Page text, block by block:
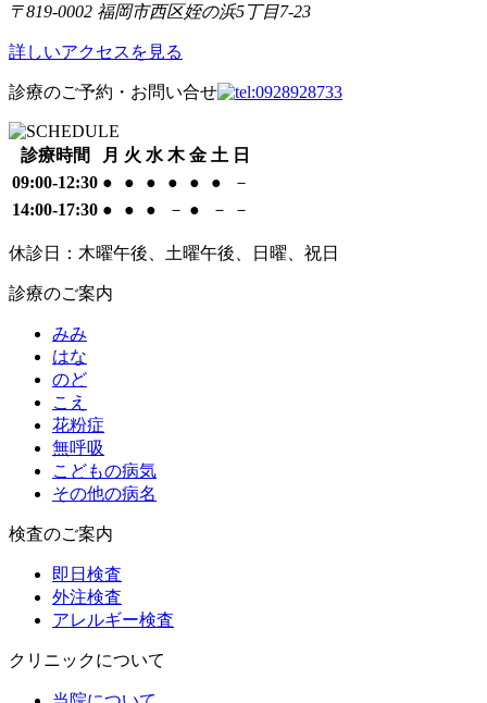
〒819-0002 福岡市西区姪の浜5丁目7-23
詳しいアクセスを見る
診療のご予約・お問い合せ
診療時間 月 火 水 木 金 土 日
09:00-12:30 ● ● ● ● ● ●
－
14:00-17:30 ● ● ● － ● － －
休診日：木曜午後、土曜午後、日曜、祝日
診療のご案内
みみ
はな
のど
こえ
花粉症
無呼吸
こどもの病気
その他の病名
検査のご案内
即日検査
外注検査
アレルギー検査
クリニックについて